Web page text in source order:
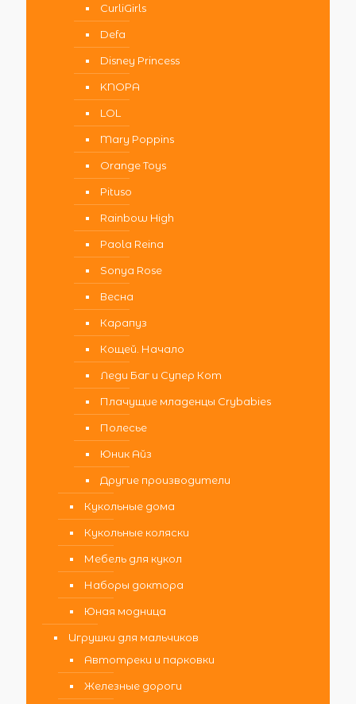
CurliGirls
Defa
Disney Princess
KNOPA
LOL
Mary Poppins
Orange Toys
Pituso
Rainbow High
Paola Reina
Sonya Rose
Весна
Карапуз
Кощей. Начало
Леди Баг и Супер Кот
Плачущие младенцы Crybabies
Полесье
Юник Айз
Другие производители
Кукольные дома
Кукольные коляски
Мебель для кукол
Наборы доктора
Юная модница
Игрушки для мальчиков
Автотреки и парковки
Железные дороги